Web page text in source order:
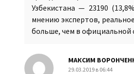
Узбекистана — 23190
мнению экспертов,
больше, чем в официальной
МАКСИМ
29.03.2019 в 06:44